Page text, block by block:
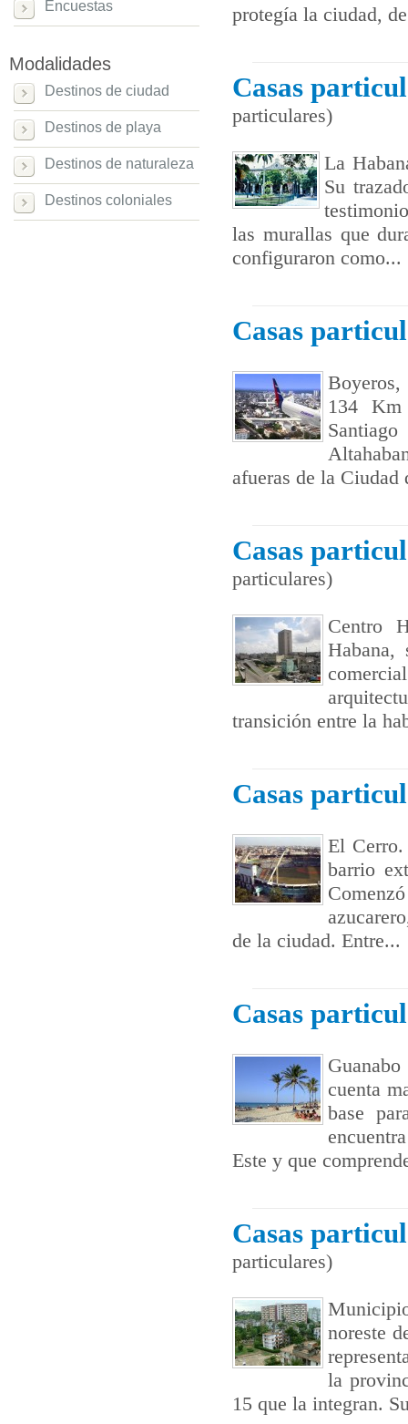
Encuestas
Modalidades
Destinos de ciudad
Destinos de playa
Destinos de naturaleza
Destinos coloniales
protegía la ciudad,
Casas
particulares)
La
Su
las murallas que
configuraron como...
Casas
134 Km
afueras de la Ciudad
Casas
particulares)
Centro
transición entre la
Casas
El
barrio
de la ciudad. Entre...
Casas
cuenta
base
Este y que
Casas
particulares)
noreste
la
15 que la integran.